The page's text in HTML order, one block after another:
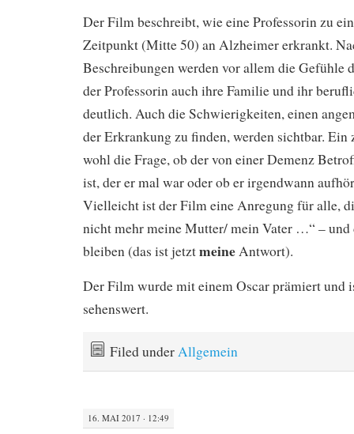
Der Film beschreibt, wie eine Professorin zu
Zeitpunkt (Mitte 50) an Alzheimer erkrankt.
Beschreibungen werden vor allem die Gefühle
der Professorin auch ihre Familie und ihr
deutlich. Auch die Schwierigkeiten, einen
der Erkrankung zu finden, werden sichtbar.
wohl die Frage, ob der von einer Demenz
ist, der er mal war oder ob er irgendwann
Vielleicht ist der Film eine Anregung für alle,
nicht mehr meine Mutter/ mein Vater …“ – und
bleiben (das ist jetztmeine Antwort).
Der Film wurde mit einem Oscar prämiert und
sehenswert.
Filed under Allgemein
16. MAI 2017 · 12:49